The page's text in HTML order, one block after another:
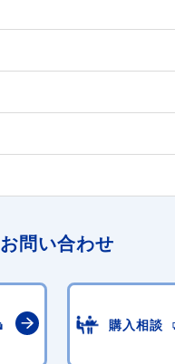
お問い合わせ
購入相談